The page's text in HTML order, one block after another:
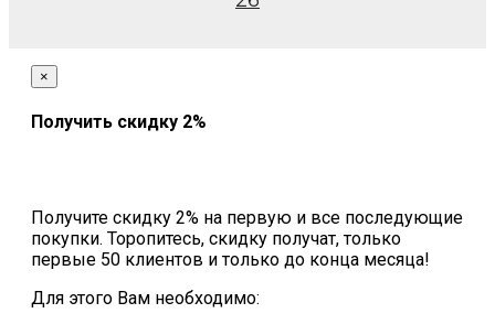
×
Получить скидку 2%
Получите скидку 2% на первую и все последующие
покупки. Торопитесь, скидку получат, только
первые 50 клиентов и только до конца месяца!
Для этого Вам необходимо: